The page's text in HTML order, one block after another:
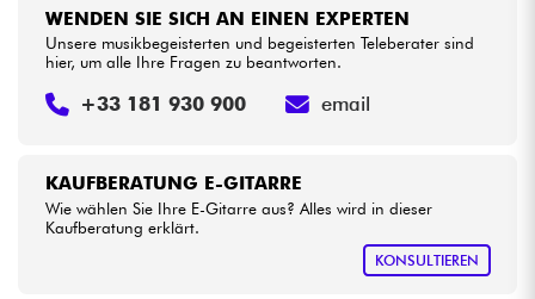
KAUFBERATUNG E-GITARRE
Wie wählen Sie Ihre E-Gitarre aus? Alles wird in dieser
Kaufberatung erklärt.
KONSULTIEREN
WENDEN SIE SICH AN EINEN EXPERTEN
Unsere musikbegeisterten und begeisterten Teleberater sind
hier, um alle Ihre Fragen zu beantworten.
+33 181 930 900 email